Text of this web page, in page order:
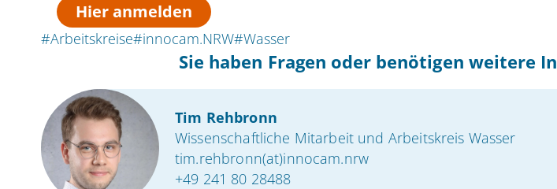
Hier anmelden
#Arbeitskreise#innocam.NRW#Wasser
Sie haben Fragen oder benötigen weitere
Tim Rehbronn
Wissenschaftliche Mitarbeit und Arbeitskreis Wasser
tim.rehbronn(at)innocam.nrw
+49 241 80 28488